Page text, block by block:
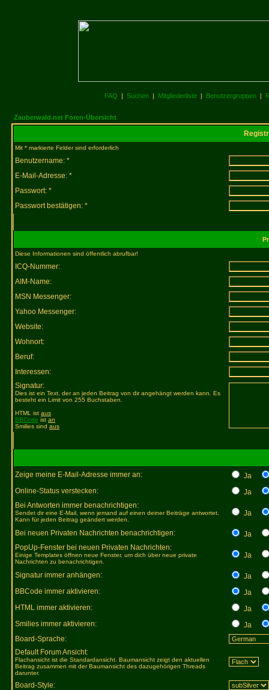
FAQ | Suchen | Mitgliederliste | Benutzergruppen |
Zauberwald.net Foren-Übersicht
Mit * markierte Felder sind erforderlich
Benutzername: *
E-Mail-Adresse: *
Passwort: *
Passwort bestätigen: *
Diese Informationen sind öffentlich abrufbar!
ICQ-Nummer:
AIM-Name:
MSN Messenger:
Yahoo Messenger:
Website:
Wohnort:
Beruf:
Interessen:
Signatur:
Dies ist ein Text, der an jeden Beitrag von dir angehängt werden kann. Es
besteht ein Limit von 255 Buchstaben.
HTML ist aus
BBCode ist an
Smilies sind aus
Zeige meine E-Mail-Adresse immer an:
Ja
Online-Status verstecken:
Ja
Bei Antworten immer benachrichtigen:
Sendet dir eine E-Mail, wenn jemand auf einen deiner Beiträge antwortet.
Kann für jeden Beitrag geändert werden.
Ja
Bei neuen Privaten Nachrichten benachrichtigen:
Ja
PopUp-Fenster bei neuen Privaten Nachrichten:
Einige Templates öffnen neue Fenster, um dich über neue private
Nachrichten zu benachrichtigen.
Ja
Signatur immer anhängen:
Ja
BBCode immer aktivieren:
Ja
HTML immer aktivieren:
Ja
Smilies immer aktivieren:
Ja
Board-Sprache:
Default Forum Ansicht:
Flachansicht ist die Standardansicht. Baumansicht zeigt den aktuellen
Beitrag zusammen mit der Baumansicht des dazugehörigen Threads
darunter.
Board-Style: